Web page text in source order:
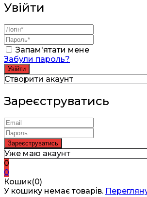
Увійти
Запам'ятати мене
Забули пароль?
Створити акаунт
Зареєструватись
Уже маю акаунт
0
0
Кошик(0)
У кошику немає товарів.